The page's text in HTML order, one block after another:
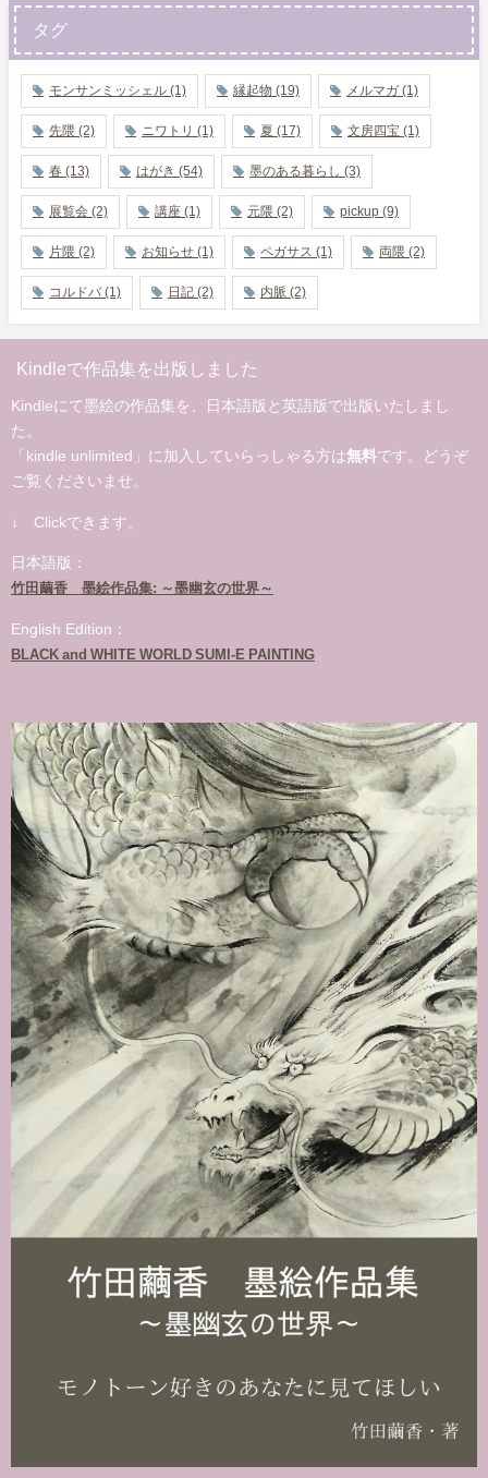
タグ
モンサンミッシェル (1) 縁起物 (19) メルマガ (1)
先隈 (2) ニワトリ (1) 夏 (17) 文房四宝 (1)
春 (13) はがき (54) 墨のある暮らし (3)
展覧会 (2) 講座 (1) 元隈 (2) pickup (9)
片隈 (2) お知らせ (1) ペガサス (1) 両隈 (2)
コルドバ (1) 日記 (2) 内脈 (2)
Kindleで作品集を出版しました
Kindleにて墨絵の作品集を、日本語版と英語版で出版いたしまし
た。
「kindle unlimited」に加入していらっしゃる方は無料です。どうぞ
ご覧くださいませ。
↓ Clickできます。
日本語版：
竹田繭香 墨絵作品集: ～墨幽玄の世界～
English Edition：
BLACK and WHITE WORLD SUMI-E PAINTING